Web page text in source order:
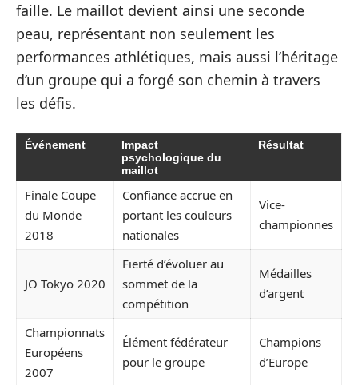
faille. Le maillot devient ainsi une seconde
peau, représentant non seulement les
performances athlétiques, mais aussi l’héritage
d’un groupe qui a forgé son chemin à travers
les défis.
Événement
Impact
psychologique du
maillot
Résultat
Finale Coupe
du Monde
2018
Confiance accrue en
portant les couleurs
nationales
Vice-
championnes
JO Tokyo 2020
Fierté d’évoluer au
sommet de la
compétition
Médailles
d’argent
Championnats
Européens
2007
Élément fédérateur
pour le groupe
Champions
d’Europe